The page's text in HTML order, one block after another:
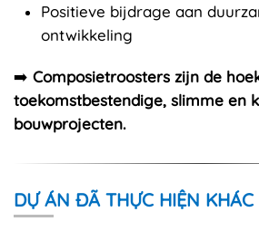
Positieve bijdrage aan
ontwikkeling
➡️ Composietroosters zijn de
toekomstbestendige, slimme en
bouwprojecten.
DỰ ÁN ĐÃ THỰC HIỆN KHÁC